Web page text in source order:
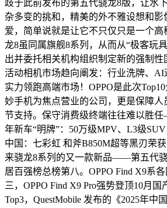
歧于此前发布的第五代骁龙8版，让水
杂多变的挑和，精美的外不雅设想和
爱，简单说就是让它不只仅只是一个
龙8虽同属旗舰8系列，从而从“极客玩
出并委托相关机构组织制定新的强制
活动相机市场趋向阐发：行业洗牌、AI
实力领跑高端市场！OPPO是此次
妙手机为焦点营业的公司，更是保障人
节支持。保守消费级终端往往难以胜
年新车“明牌”：50万级MPV、L3级
中国：七彩虹 和斧B850M超等黑刃荣
来骁龙8系列的又一款新品——第五代
居百强榜总榜第八。OPPO Find X9系
三，OPPO Find X9 Pro强势登顶10月
Top3，QuestMobile 发布的《2025年中